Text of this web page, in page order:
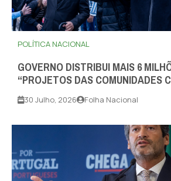
POLÍTICA NACIONAL
GOVERNO DISTRIBUI MAIS 6
“PROJETOS DAS COMUNIDADES
30 Julho, 2026 Folha Nacional